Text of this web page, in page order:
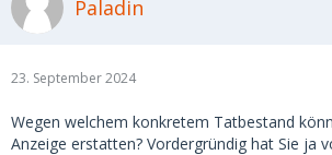
Paladin
23. September 2024
Wegen welchem konkretem Tatbestand
Anzeige erstatten? Vordergründig hat Sie ja